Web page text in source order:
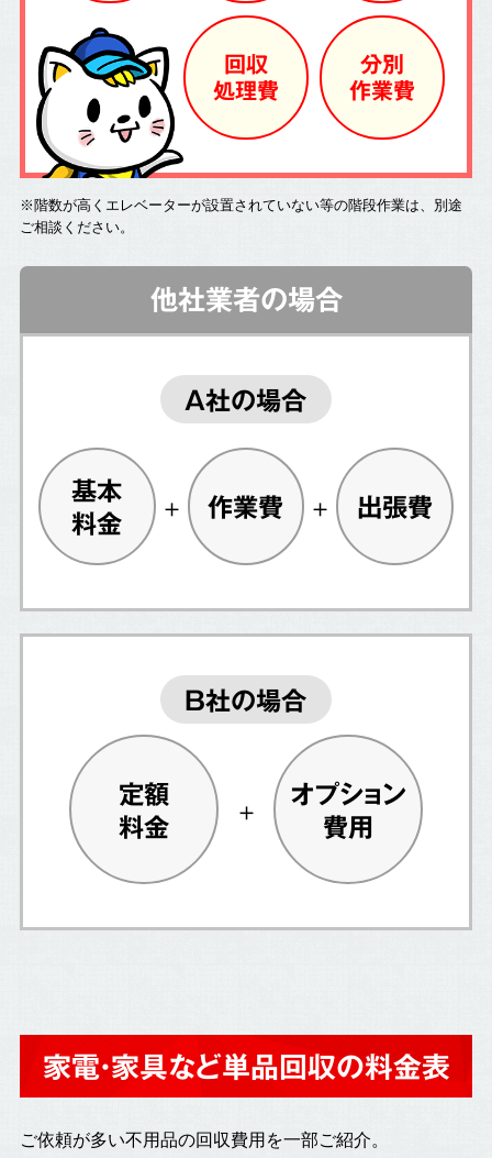
回収
処理費
分別
作業費
※階数が高くエレベーターが設置されていない等の階段作業は、別途
ご相談ください。
他社業者の場合
A社の場合
基本
料金
作業費 出張費
B社の場合
定額
料金
オプション
費用
家電・家具など単品回収の料金表
ご依頼が多い不用品の回収費用を一部ご紹介。